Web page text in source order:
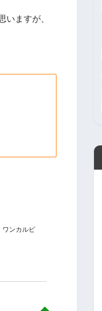
ますが、
ワンカルビ